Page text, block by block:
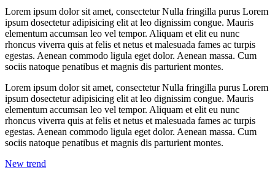
Lorem ipsum dolor sit amet, consectetur Nulla fringilla purus Lorem
ipsum dosectetur adipisicing elit at leo dignissim congue. Mauris
elementum accumsan leo vel tempor. Aliquam et elit eu nunc
rhoncus viverra quis at felis et netus et malesuada fames ac turpis
egestas. Aenean commodo ligula eget dolor. Aenean massa. Cum
sociis natoque penatibus et magnis dis parturient montes.
Lorem ipsum dolor sit amet, consectetur Nulla fringilla purus Lorem
ipsum dosectetur adipisicing elit at leo dignissim congue. Mauris
elementum accumsan leo vel tempor. Aliquam et elit eu nunc
rhoncus viverra quis at felis et netus et malesuada fames ac turpis
egestas. Aenean commodo ligula eget dolor. Aenean massa. Cum
sociis natoque penatibus et magnis dis parturient montes.
New trend